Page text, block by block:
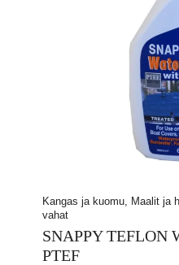
Kangas ja kuomu, Maalit ja
vahat
SNAPPY TEFLON
PTEF